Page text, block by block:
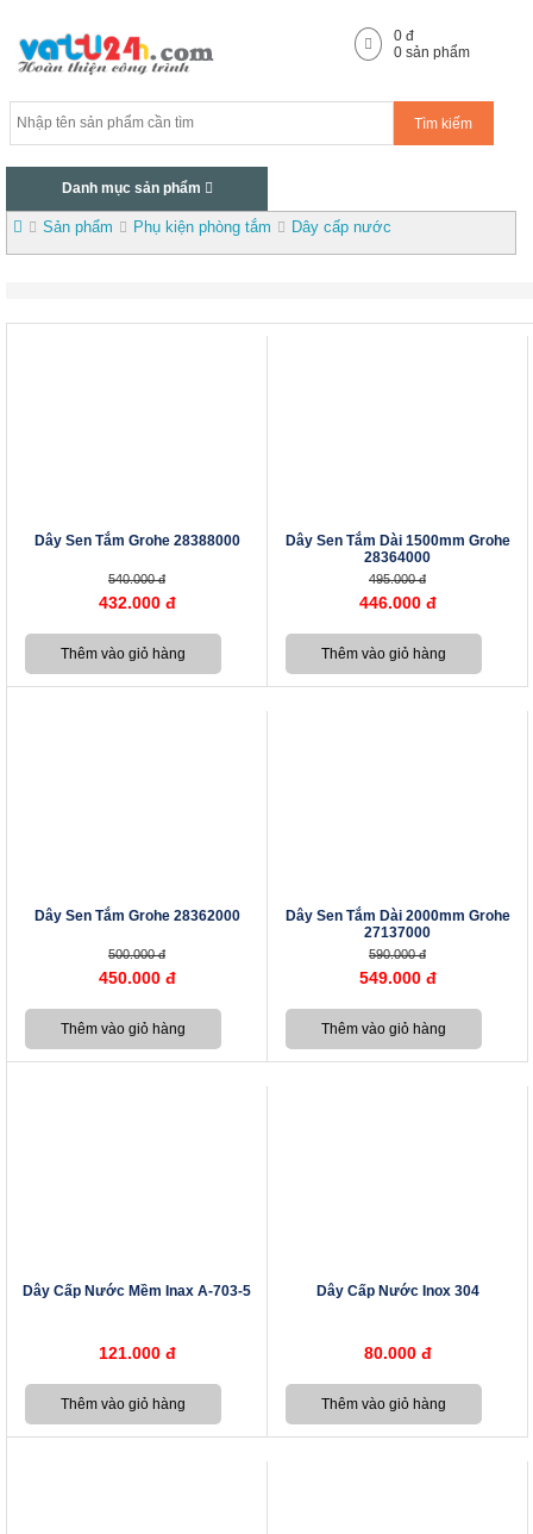
Tìm kiếm
0 đ
0 sản phẩm
Danh mục sản phẩm
Sản phẩm Phụ kiện phòng tắm Dây cấp nước
Dây Sen Tắm Grohe 28388000
540.000 đ
432.000 đ
Dây Sen Tắm Dài 1500mm Grohe
28364000
495.000 đ
446.000 đ
Dây Sen Tắm Grohe 28362000
500.000 đ
450.000 đ
Dây Sen Tắm Dài 2000mm Grohe
27137000
590.000 đ
549.000 đ
Dây Cấp Nước Mềm Inax A-703-5
121.000 đ
Dây Cấp Nước Inox 304
80.000 đ